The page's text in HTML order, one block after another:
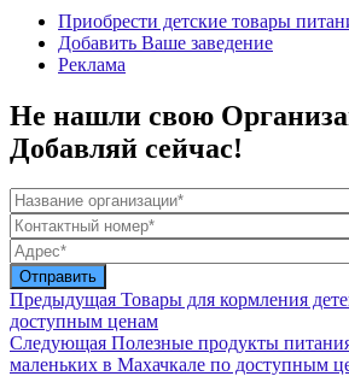
Приобрести детские товары
Добавить Ваше заведение
Реклама
Не нашли свою
Добавляй сейчас!
Предыдущая Товары для кормления
доступным ценам
Следующая Полезные продукты
маленьких в Махачкале по доступным